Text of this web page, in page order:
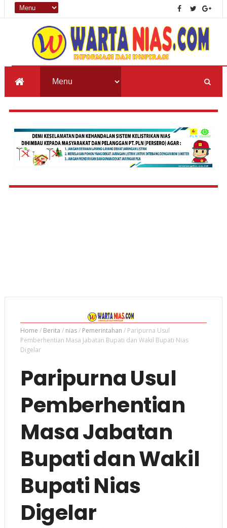
Home / Berita / nias/ Pemerintahan / Paripurna Usul
Pemberhentian Masa Jabatan Bupati dan Wakil Bupati Nias
Digelar
Paripurna Usul
Pemberhentian
Masa Jabatan
Bupati dan Wakil
Bupati Nias
Digelar